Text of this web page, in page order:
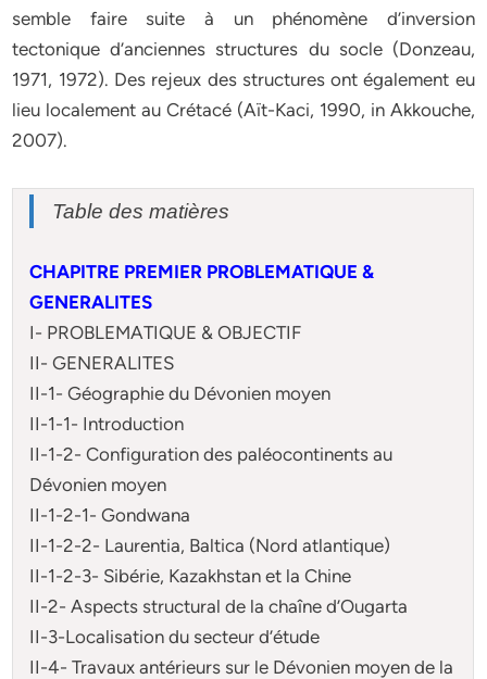
semble faire suite à un phénomène d’inversion
tectonique d’anciennes structures du socle (Donzeau,
1971, 1972). Des rejeux des structures ont également eu
lieu localement au Crétacé (Aït-Kaci, 1990, in Akkouche,
2007).
Table des matières
CHAPITRE PREMIER PROBLEMATIQUE &
GENERALITES
I- PROBLEMATIQUE & OBJECTIF
II- GENERALITES
II-1- Géographie du Dévonien moyen
II-1-1- Introduction
II-1-2- Configuration des paléocontinents au
Dévonien moyen
II-1-2-1- Gondwana
II-1-2-2- Laurentia, Baltica (Nord atlantique)
II-1-2-3- Sibérie, Kazakhstan et la Chine
II-2- Aspects structural de la chaîne d’Ougarta
II-3-Localisation du secteur d’étude
II-4- Travaux antérieurs sur le Dévonien moyen de la